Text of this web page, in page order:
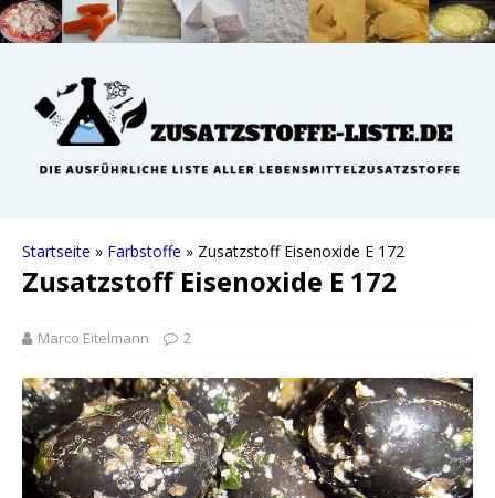
Startseite » Farbstoffe » Zusatzstoff Eisenoxide E 172
Zusatzstoff Eisenoxide E 172
Marco Eitelmann 2